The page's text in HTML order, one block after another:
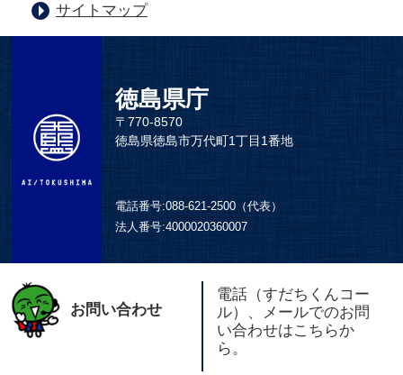
サイトマップ
徳島県庁
〒770-8570
徳島県徳島市万代町1丁目1番地
電話番号:088-621-2500（代表）
法人番号:4000020360007
お問い合わせ
電話（すだちくんコー
ル）、メールでのお問
い合わせはこちらか
ら。